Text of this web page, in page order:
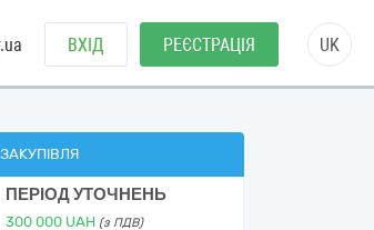
ВХІД РЕЄСТРАЦІЯ UK
ПЕРІОД УТОЧНЕНЬ
300 000 UAH (з ПДВ)